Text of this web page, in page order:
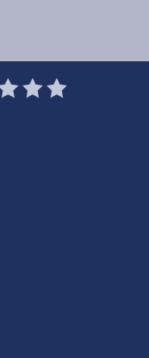
Stars
4
Stars
5
Stars